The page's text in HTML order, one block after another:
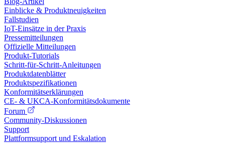
Einblicke & Produktneuigkeiten
Fallstudien
IoT-Einsätze in der Praxis
Pressemitteilungen
Offizielle Mitteilungen
Produkt-Tutorials
Schritt-für-Schritt-Anleitungen
Produktdatenblätter
Produktspezifikationen
Konformitätserklärungen
CE- & UKCA-Konformitätsdokumente
Forum
Community-Diskussionen
Support
Plattformsupport und Eskalation